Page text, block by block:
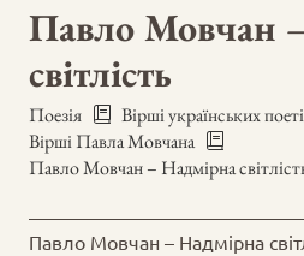
Павло Мовчан
світлість
Поезія
Вірші українських
Вірші Павла Мовчана
Павло Мовчан – Надмірна
Павло Мовчан – Надмірна